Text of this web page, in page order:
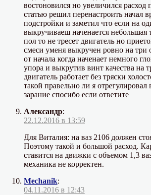
востоновился но увеличился расход
статью решил перенастроить начал
подстройки и заметил что если на
выкручиваеш наченается небольшая
пол то не тресет двигатель но
смеси уменя выкручен ровно на три
от начала когда наченает немного
упора и выкрутив винт качества на
двигатель работает без тряски
такой правельно ли я отрегулировал
зарание спосибо если ответите
Александр:
22.12.2016 в 13:59
Для Виталия: на ваз 2106 должен
Поэтому такой и большой расход.
ставится на движки с объемом 1,3
механика не корректен.
Mechanik:
04.11.2016 в 12:43